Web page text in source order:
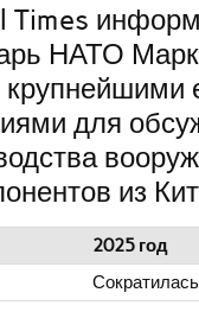
Times
НАТО
крупнейшими
для
из
2025 год